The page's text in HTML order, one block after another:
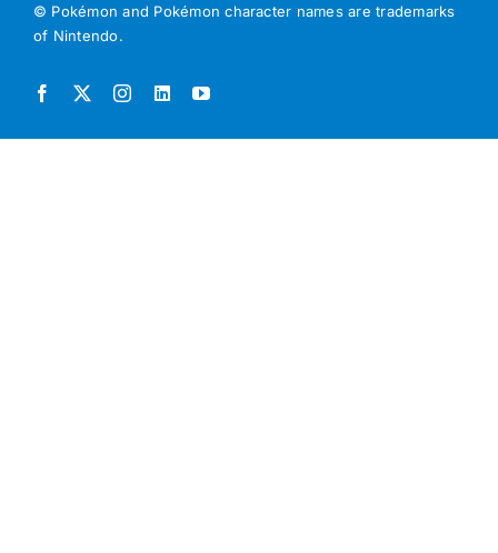
© Pokémon and Pokémon character names are trademarks
of Nintendo.